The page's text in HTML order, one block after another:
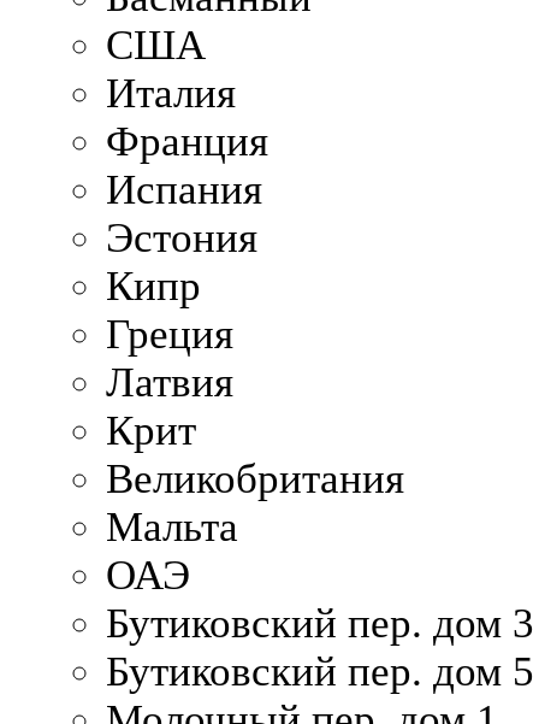
США
Италия
Франция
Испания
Эстония
Кипр
Греция
Латвия
Крит
Великобритания
Мальта
ОАЭ
Бутиковский пер. дом 3
Бутиковский пер. дом 5